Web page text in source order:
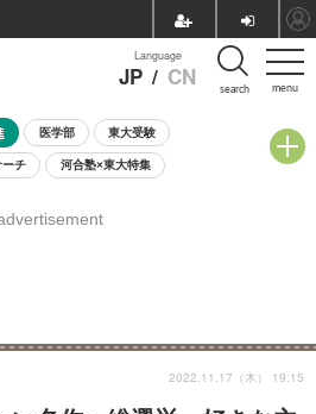
menu
Language
JP / CN search
医学部 東大受験
ーチ 河合塾×東大特集
催学校説明会・相談会
2022.11.17（木） 19:15